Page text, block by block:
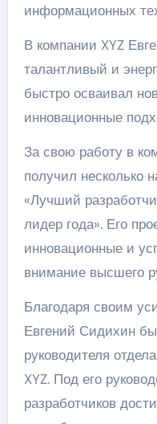
информационных
В компании XYZ
талантливый и
быстро осваивал
инновационные
За свою работу в
получил несколько
«Лучший
лидер года». Его
инновационные и
внимание высшего
Благодаря своим
Евгений Сидихин
руководителя
XYZ. Под его
разработчиков